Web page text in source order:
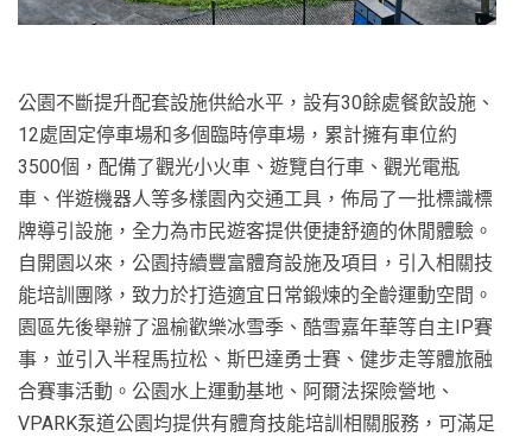
公園不斷提升配套設施供給水平，設有30餘處餐飲設施、
12處固定停車場和多個臨時停車場，累計擁有車位約
3500個，配備了觀光小火車、遊覽自行車、觀光電瓶
車、伴遊機器人等多樣園內交通工具，佈局了一批標識標
牌導引設施，全力為市民遊客提供便捷舒適的休閒體驗。
自開園以來，公園持續豐富體育設施及項目，引入相關技
能培訓團隊，致力於打造適宜日常鍛煉的全齡運動空間。
園區先後舉辦了溫榆歡樂冰雪季、酷雪嘉年華等自主IP賽
事，並引入半程馬拉松、斯巴達勇士賽、健步走等體旅融
合賽事活動。公園水上運動基地、阿爾法探險營地、
VPARK泵道公園均提供有體育技能培訓相關服務，可滿足